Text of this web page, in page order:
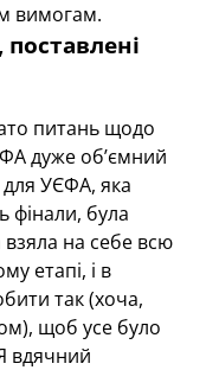
вимогам.
питань щодо
дуже об’ємний
для УЄФА, яка
фінали, була
взяла на себе всю
етапі, і в
так (хоча,
щоб усе було
вдячний